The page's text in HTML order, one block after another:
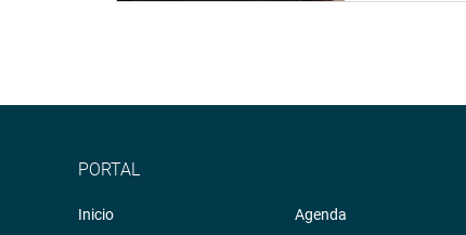
PORTAL
Inicio
Agenda